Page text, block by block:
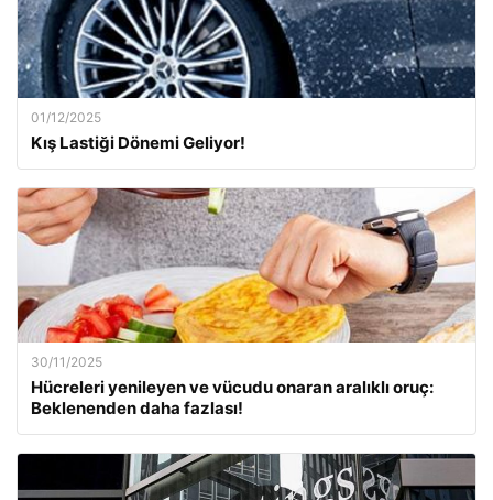
01/12/2025
Kış Lastiği Dönemi Geliyor!
30/11/2025
Hücreleri yenileyen ve vücudu onaran aralıklı oruç:
Beklenenden daha fazlası!